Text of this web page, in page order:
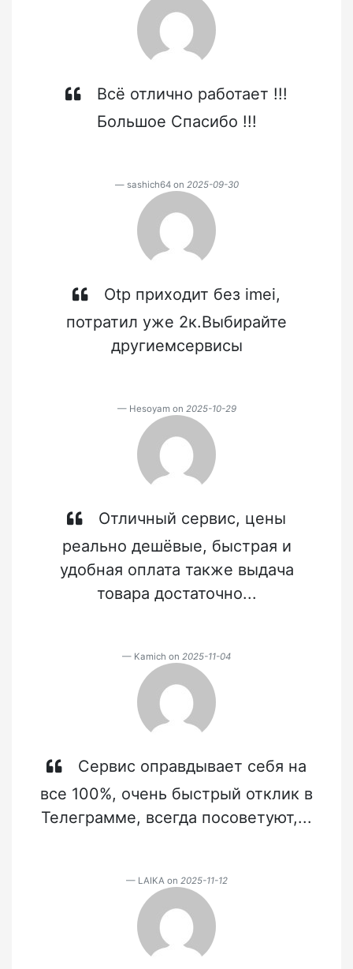
Всё отлично работает !!!
Большое Спасибо !!!
sashich64 on 2025-09-30
Otp приходит без imei,
потратил уже 2к.Выбирайте
другиемсервисы
Hesoyam on 2025-10-29
Отличный сервис, цены
реально дешёвые, быстрая и
удобная оплата также выдача
товара достаточно...
Kamich on 2025-11-04
Сервис оправдывает себя на
все 100%, очень быстрый отклик в
Телеграмме, всегда посоветуют,...
LAIKA on 2025-11-12